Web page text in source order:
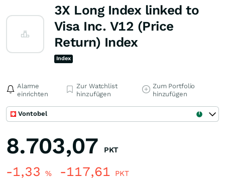
3X Long Index linked to
Visa Inc. V12 (Price
Return) Index
Index
Alarme
einrichten
Zur Watchlist
hinzufügen
Zum Portfolio
hinzufügen
Vontobel
8.703,07 PKT
-1,33 % -117,61 PKT